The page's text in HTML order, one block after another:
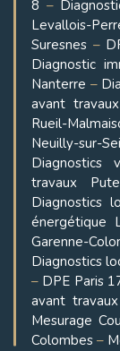
8 –
Levallois-
Suresnes –
Diagnostic
Nanterre –
avant
Rueil-
Neuilly-sur-
Diagnostics
travaux
Diagnostics
énergétique
Garenne-
Diagnostics
– DPE Paris
avant
Mesurage
Colombes –